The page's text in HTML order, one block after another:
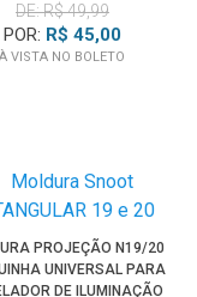
DE: R$ 49,99
POR: R$ 45,00
À VISTA NO BOLETO
PROJEÇÃO N19/20
UNIVERSAL PARA
DE ILUMINAÇÃO